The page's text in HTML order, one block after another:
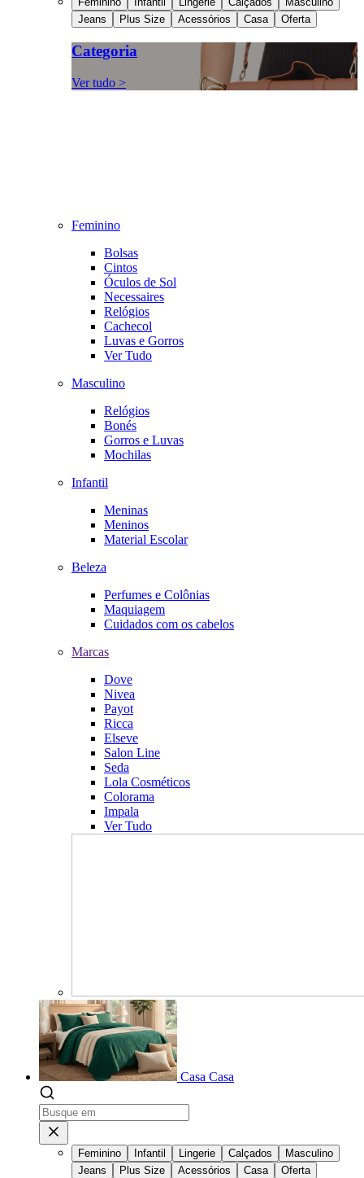
Jeans
Plus Size Acessórios Casa Oferta
Categoria
Ver tudo >
Feminino
Bolsas
Cintos
Óculos de Sol
Necessaires
Relógios
Cachecol
Luvas e Gorros
Ver Tudo
Masculino
Relógios
Bonés
Gorros e Luvas
Mochilas
Infantil
Meninas
Meninos
Material Escolar
Beleza
Perfumes e Colônias
Maquiagem
Cuidados com os cabelos
Marcas
Dove
Nivea
Payot
Ricca
Elseve
Salon Line
Seda
Lola Cosméticos
Colorama
Impala
Ver Tudo
Casa Casa
Feminino Infantil Lingerie Calçados
Masculino
Jeans
Plus Size Acessórios Casa Oferta